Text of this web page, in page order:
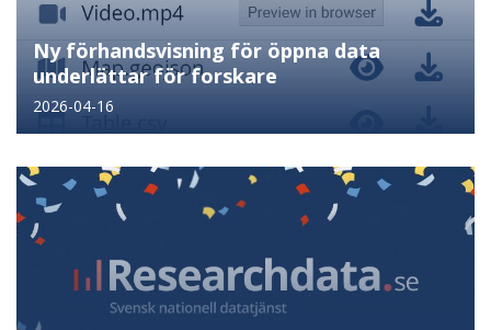
Ny förhandsvisning för öppna data
underlättar för forskare
2026-04-16